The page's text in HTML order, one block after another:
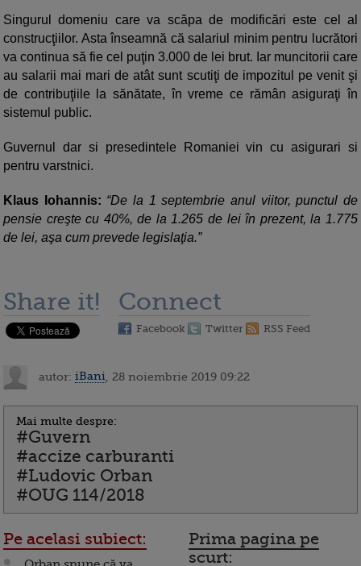
Singurul domeniu care va scăpa de modificări este cel al
construcţiilor. Asta înseamnă că salariul minim pentru lucrători
va continua să fie cel puţin 3.000 de lei brut. Iar muncitorii care
au salarii mai mari de atât sunt scutiţi de impozitul pe venit şi
de contribuţiile la sănătate, în vreme ce rămân asiguraţi în
sistemul public.
Guvernul dar si presedintele Romaniei vin cu asigurari si
pentru varstnici.
Klaus Iohannis: “De la 1 septembrie anul viitor, punctul de
pensie creşte cu 40%, de la 1.265 de lei în prezent, la 1.775
de lei, aşa cum prevede legislaţia.”
Share it! Connect
Facebook Twitter RSS Feed
autor: iBani , 28 noiembrie 2019 09:22
Mai multe despre:
#Guvern
#accize carburanti
#Ludovic Orban
#OUG 114/2018
Pe acelasi subiect:
Prima pagina pe
scurt: